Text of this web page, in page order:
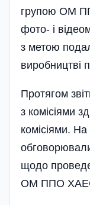
групою ОМ
фото- і
з метою
виробництві
Протягом
з комісіями
комісіями.
щодо
ОМ ППО